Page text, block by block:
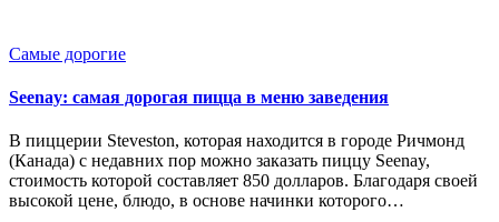
Опубликовано
Самые дорогие
Seenay: cамая дорогая пицца в меню заведения
В пиццерии Steveston, которая находится в городе Ричмонд
(Канада) с недавних пор можно заказать пиццу Seenay,
стоимость которой составляет 850 долларов. Благодаря своей
высокой цене, блюдо, в основе начинки которого…